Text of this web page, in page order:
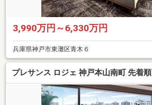
3,990万円～6,330万円
兵庫県神戸市東灘区青木６
プレサンス ロジェ 神戸本山南町 先着順